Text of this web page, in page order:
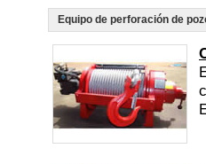
Equipo de perforación de